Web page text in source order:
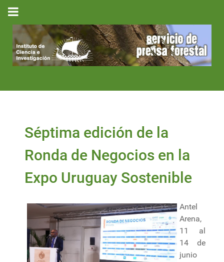
Séptima edición de la
Ronda de Negocios en la
Expo Uruguay Sostenible
Antel
Arena,
11 al
14 de
junio